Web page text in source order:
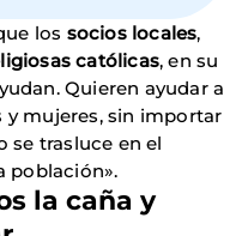
los socios locales,
católicas, en su
Quieren ayudar a
y mujeres, sin importar
se trasluce en el
población».
la caña y